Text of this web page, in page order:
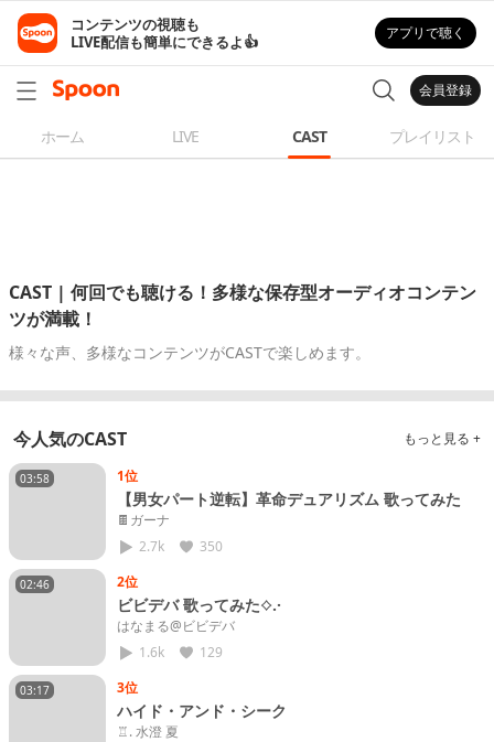
コンテンツの視聴も
LIVE配信も簡単にできるよ👍
アプリで聴く
会員登録
ホーム LIVE CAST プレイリスト
CAST | 何回でも聴ける！多様な保存型オーディオコンテン
ツが満載！
様々な声、多様なコンテンツがCASTで楽しめます。
今人気のCAST もっと見る +
03:58 1位
【男女パート逆転】革命デュアリズム 歌ってみた
🍫ガーナ
2.7k
350
02:46 2位
ビビデバ 歌ってみた⟡.·
はなまる@ビビデバ
1.6k
129
03:17 3位
ハイド・アンド・シーク
♖. 水澄 夏